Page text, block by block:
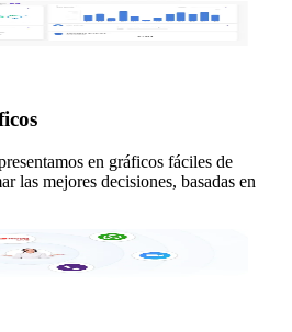
en gráficos fáciles de
las mejores decisiones, basadas en